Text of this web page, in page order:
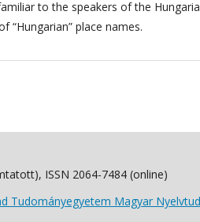
to the speakers of the
“Hungarian” place names.
ISSN 2064-7484 (online)
Tudományegyetem Magyar